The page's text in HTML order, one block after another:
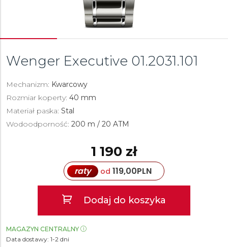
Wenger Executive 01.2031.101
Mechanizm: Kwarcowy
Rozmiar koperty: 40 mm
Materiał paska: Stal
Wodoodporność: 200 m / 20 ATM
1 190 zł
raty od 119,00PLN
Dodaj do koszyka
MAGAZYN CENTRALNY
Data dostawy: 1-2 dni